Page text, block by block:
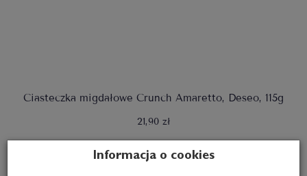
Ciasteczka migdałowe Crunch Amaretto, Deseo, 115g
21,90 zł
Do koszyka
Informacja o cookies